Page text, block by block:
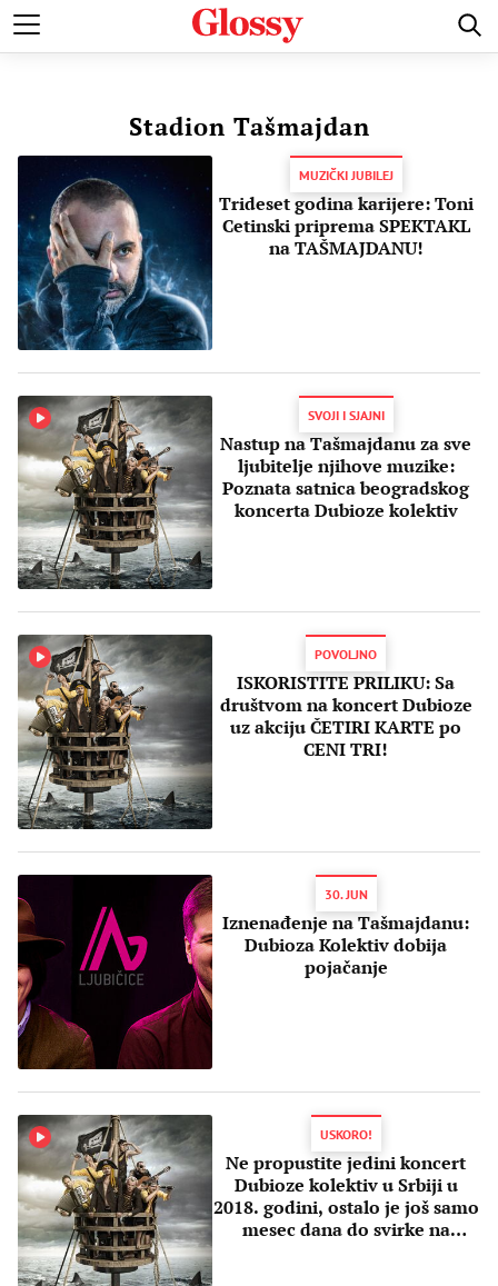
POZNATI MODA I LEPOTA ZDRAVI I SREĆNI LJUBAV
Stadion Tašmajdan
MUZIČKI JUBILEJ
Trideset godina karijere: Toni
Cetinski priprema SPEKTAKL
na TAŠMAJDANU!
SVOJI I SJAJNI
Nastup na Tašmajdanu za sve
ljubitelje njihove muzike:
Poznata satnica beogradskog
koncerta Dubioze kolektiv
POVOLJNO
ISKORISTITE PRILIKU: Sa
društvom na koncert Dubioze
uz akciju ČETIRI KARTE po
CENI TRI!
30. JUN
Iznenađenje na Tašmajdanu:
Dubioza Kolektiv dobija
pojačanje
USKORO!
Ne propustite jedini koncert
Dubioze kolektiv u Srbiji u
2018. godini, ostalo je još samo
mesec dana do svirke na